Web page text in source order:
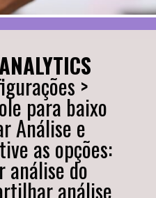
>
para baixo
Análise e
as opções:
análise do
análise